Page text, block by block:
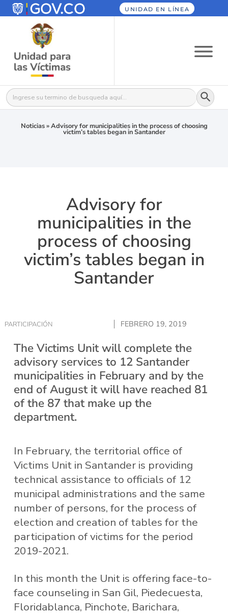
UNIDAD EN LÍNEA
Buscar: Botón
Noticias»Advisory for municipalities in the process of choosing
victim’s tables began in Santander
Advisory for
municipalities in the
process of choosing
victim’s tables began in
Santander
PARTICIPACIÓN FEBRERO 19, 2019
The Victims Unit will complete the
advisory services to 12 Santander
municipalities in February and by the
end of August it will have reached 81
of the 87 that make up the
department.
In February, the territorial office of
Victims Unit in Santander is providing
technical assistance to officials of 12
municipal administrations and the same
number of persons, for the process of
election and creation of tables for the
participation of victims for the period
2019-2021.
In this month the Unit is offering face-to-
face counseling in San Gil, Piedecuesta,
Floridablanca, Pinchote, Barichara,